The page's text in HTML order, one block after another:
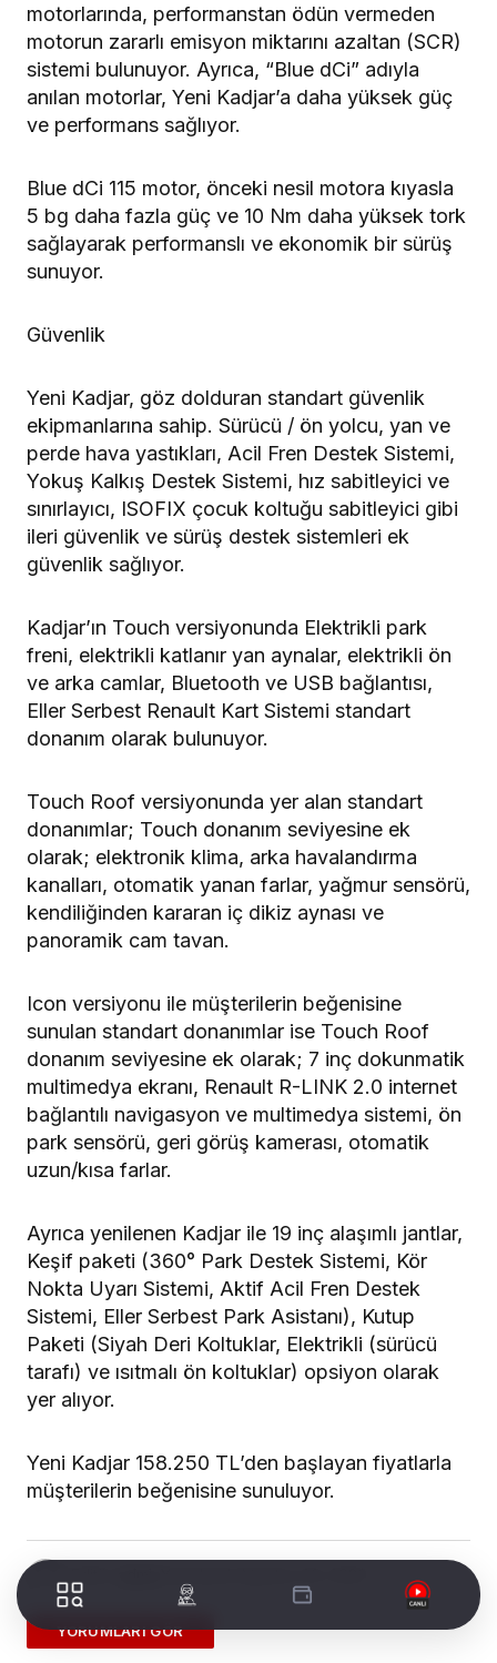
motorlarında, performanstan ödün vermeden
motorun zararlı emisyon miktarını azaltan (SCR)
sistemi bulunuyor. Ayrıca, “Blue dCi” adıyla
anılan motorlar, Yeni Kadjar’a daha yüksek güç
ve performans sağlıyor.
Blue dCi 115 motor, önceki nesil motora kıyasla
5 bg daha fazla güç ve 10 Nm daha yüksek tork
sağlayarak performanslı ve ekonomik bir sürüş
sunuyor.
Güvenlik
Yeni Kadjar, göz dolduran standart güvenlik
ekipmanlarına sahip. Sürücü / ön yolcu, yan ve
perde hava yastıkları, Acil Fren Destek Sistemi,
Yokuş Kalkış Destek Sistemi, hız sabitleyici ve
sınırlayıcı, ISOFIX çocuk koltuğu sabitleyici gibi
ileri güvenlik ve sürüş destek sistemleri ek
güvenlik sağlıyor.
Kadjar’ın Touch versiyonunda Elektrikli park
freni, elektrikli katlanır yan aynalar, elektrikli ön
ve arka camlar, Bluetooth ve USB bağlantısı,
Eller Serbest Renault Kart Sistemi standart
donanım olarak bulunuyor.
Touch Roof versiyonunda yer alan standart
donanımlar; Touch donanım seviyesine ek
olarak; elektronik klima, arka havalandırma
kanalları, otomatik yanan farlar, yağmur sensörü,
kendiliğinden kararan iç dikiz aynası ve
panoramik cam tavan.
Icon versiyonu ile müşterilerin beğenisine
sunulan standart donanımlar ise Touch Roof
donanım seviyesine ek olarak; 7 inç dokunmatik
multimedya ekranı, Renault R-LINK 2.0 internet
bağlantılı navigasyon ve multimedya sistemi, ön
park sensörü, geri görüş kamerası, otomatik
uzun/kısa farlar.
Ayrıca yenilenen Kadjar ile 19 inç alaşımlı jantlar,
Keşif paketi (360° Park Destek Sistemi, Kör
Nokta Uyarı Sistemi, Aktif Acil Fren Destek
Sistemi, Eller Serbest Park Asistanı), Kutup
Paketi (Siyah Deri Koltuklar, Elektrikli (sürücü
tarafı) ve ısıtmalı ön koltuklar) opsiyon olarak
yer alıyor.
Yeni Kadjar 158.250 TL’den başlayan fiyatlarla
müşterilerin beğenisine sunuluyor.
ADD A COMMENT